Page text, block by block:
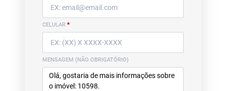
CELULAR *
MENSAGEM (NÃO OBRIGATÓRIO)